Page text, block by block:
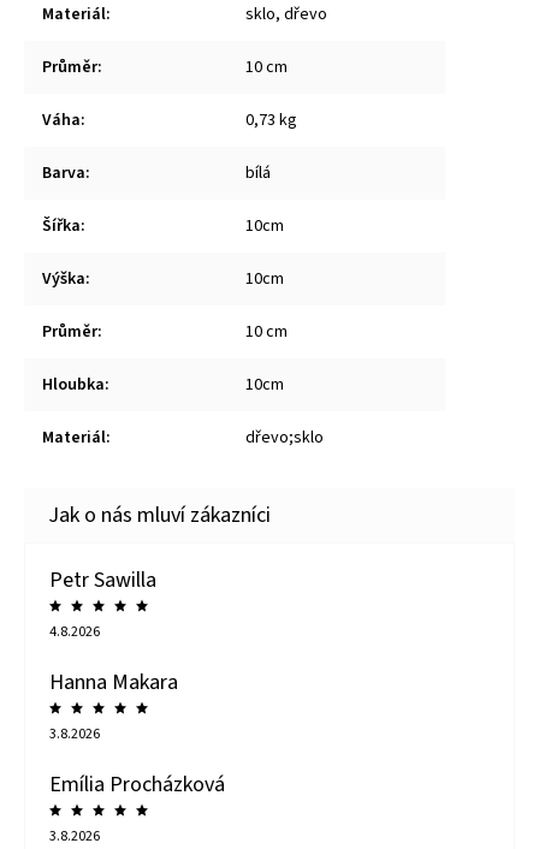
Materiál: sklo, dřevo
Průměr: 10 cm
Váha: 0,73 kg
Barva: bílá
Šířka: 10cm
Výška: 10cm
Průměr: 10 cm
Hloubka: 10cm
Materiál: dřevo;sklo
Petr Sawilla
4.8.2026
Hanna Makara
3.8.2026
Emília Procházková
3.8.2026